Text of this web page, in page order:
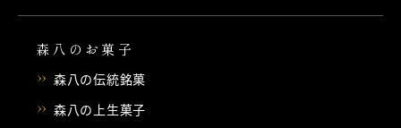
森八のお菓子
森八の伝統銘菓
森八の上生菓子